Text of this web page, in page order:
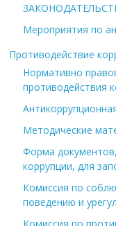
Мероприятия по
Противодействие
Нормативно
противодействия
Методические
Форма
коррупции, для
Комиссия по
поведению и
Комиссия по